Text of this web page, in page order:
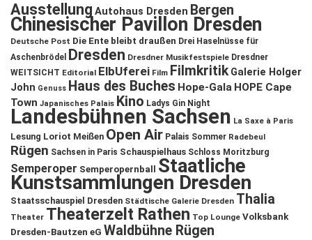
Ausstellung Autohaus Dresden Bergen
Chinesischer Pavillon Dresden
Deutsche Post Die Ente bleibt draußen Drei Haselnüsse für
Aschenbrödel
Dresden Dresdner Musikfestspiele Dresdner
WEITSICHT Editorial ElbUferei Film Filmkritik Galerie Holger
John Genuss Haus des Buches Hope-Gala HOPE Cape
Town Japanisches Palais Kino Ladys Gin Night
Landesbühnen Sachsen La Saxe à Paris
Lesung Loriot Meißen Open Air Palais Sommer Radebeul
Rügen Sachsen in Paris Schauspielhaus Schloss Moritzburg
Semperoper Semperopernball Staatliche
Kunstsammlungen Dresden
Staatsschauspiel Dresden Städtische Galerie Dresden Thalia
Theater Theaterzelt Rathen Top Lounge Volksbank
Dresden-Bautzen eG Waldbühne Rügen